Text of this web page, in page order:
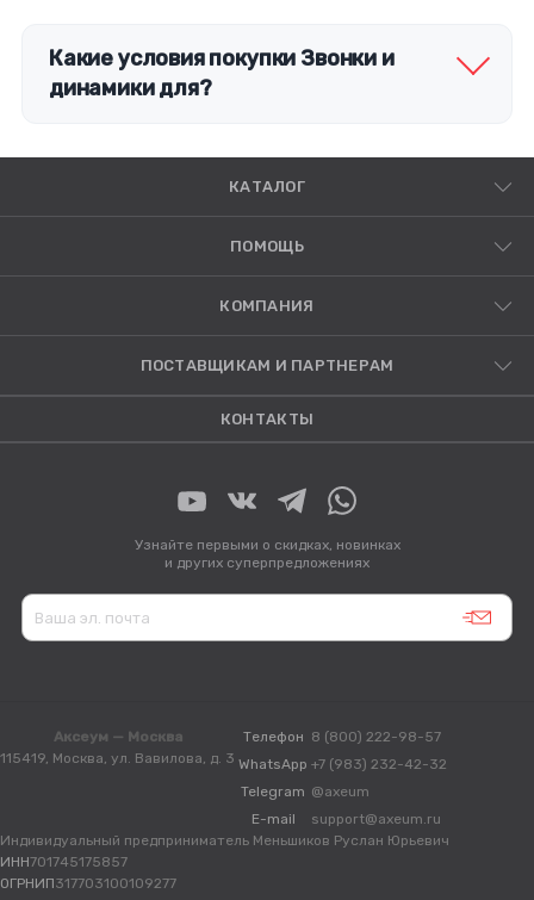
Какие условия покупки Звонки и
динамики для?
КАТАЛОГ
ПОМОЩЬ
КОМПАНИЯ
ПОСТАВЩИКАМ И ПАРТНЕРАМ
КОНТАКТЫ
Узнайте первыми о скидках, новинках
и других суперпредложениях
Аксеум — Москва
115419, Москва, ул. Вавилова, д. 3
Телефон 8 (800) 222-98-57
WhatsApp +7 (983) 232-42-32
Telegram @axeum
E-mail
support@axeum.ru
Индивидуальный предприниматель Меньшиков Руслан Юрьевич
ИНН701745175857
ОГРНИП317703100109277